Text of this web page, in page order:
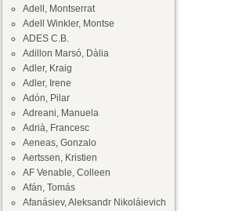
Adell, Montserrat
Adell Winkler, Montse
ADES C.B.
Adillon Marsó, Dàlia
Adler, Kraig
Adler, Irene
Adón, Pilar
Adreani, Manuela
Adrià, Francesc
Aeneas, Gonzalo
Aertssen, Kristien
AF Venable, Colleen
Afán, Tomás
Afanásiev, Aleksandr Nikoláievich